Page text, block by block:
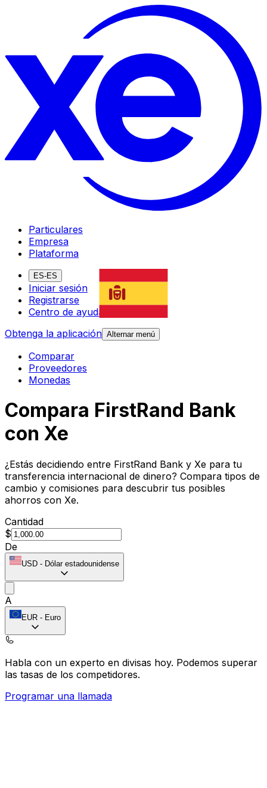
Particulares
Empresa
Plataforma
ES-ES
Iniciar sesión
Registrarse
Centro de ayuda
Obtenga la aplicación Alternar menú
Comparar
Proveedores
Monedas
Compara FirstRand Bank
con Xe
¿Estás decidiendo entre FirstRand Bank y Xe para tu
transferencia internacional de dinero? Compara tipos de
cambio y comisiones para descubrir tus posibles
ahorros con Xe.
Cantidad
$
De
USD - Dólar estadounidense
A
EUR - Euro
Habla con un experto en divisas hoy. Podemos superar
las tasas de los competidores.
Programar una llamada